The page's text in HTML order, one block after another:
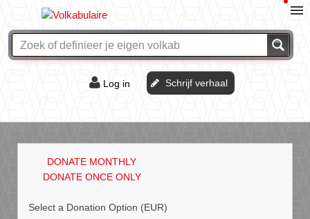
Log in Schrijf verhaal
DONATE MONTHLY
DONATE ONCE ONLY
Select a Donation Option (EUR)